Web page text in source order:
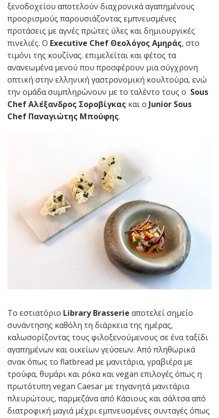
ξενοδοχείου αποτελούν διαχρονικά αγαπημένους
προορισμούς παρουσιάζοντας εμπνευσμένες
προτάσεις με αγνές πρώτες ύλες και δημιουργικές
πινελιές. Ο Executive Chef Θεολόγος Αμηράς, στο
τιμόνι της κουζίνας. επιμελείται και φέτος τα
ανανεωμένα μενού που προσφέρουν μια σύγχρονη
οπτική στην ελληνική γαστρονομική κουλτούρα, ενώ
την ομάδα συμπληρώνουν με το ταλέντο τους ο Sous
ChefΑλέξανδρος Σοροβίγκας και ο Junior Sous
Chef Παναγιώτης Μπούφης.
To εστιατόριο Library Brasserie αποτελεί σημείο
συνάντησης καθόλη τη διάρκεια της ημέρας,
καλωσορίζοντας τους φιλοξενούμενους σε ένα ταξίδι
αγαπημένων και οικείων γεύσεων. Από πληθωρικά
σνακ όπως το flatbread με μανιτάρια, γραβιέρα με
τρούφα, θυμάρι και ρόκα και vegan επιλογές όπως η
πρωτότυπη vegan Caesar με τηγανητά μανιτάρια
πλευρώτους, παρμεζάνα από Κάσιους και σάλτσα από
διατροφική μαγιά μέχρι εμπνευσμένες συνταγές όπως